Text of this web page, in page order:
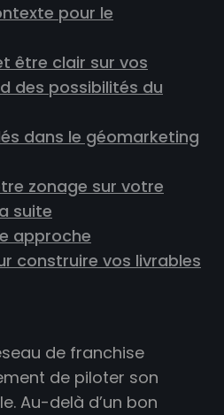
pour le
être clair sur vos
des possibilités du
dans le géomarketing
zonage sur votre
suite
approche
construire vos livrables
de franchise
de piloter son
Au-delà d’un bon